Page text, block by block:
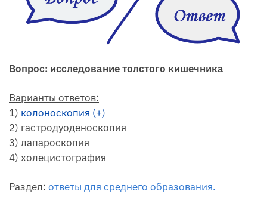
Вопрос: исследование толстого кишечника
Варианты ответов:
1) колоноскопия (+)
2) гастродуоденоскопия
3) лапароскопия
4) холецистография
Раздел: ответы для среднего образования.